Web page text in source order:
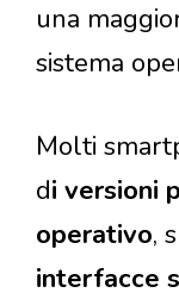
una
sistema
Molti
di versioni
operativo,
interfacce